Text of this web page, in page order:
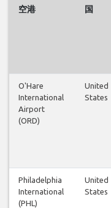
空港 国
O'Hare
International
Airport
(ORD)
United
States
Philadelphia
International
(PHL)
United
States